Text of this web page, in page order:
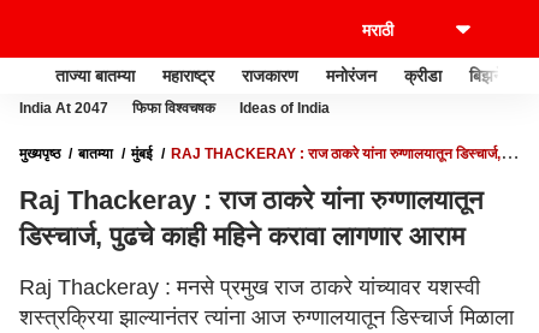
ताज्या बातम्या महाराष्ट्र राजकारण मनोरंजन क्रीडा बिझनेस
India At 2047 फिफा विश्वचषक Ideas of India
मुख्यपृष्ठ बातम्या मुंबई
RAJ THACKERAY : राज ठाकरे यांना रुग्णालयातून डिस्चार्ज,
Raj Thackeray : राज ठाकरे यांना रुग्णालयातून
डिस्चार्ज, पुढचे काही महिने करावा लागणार आराम
Raj Thackeray : मनसे प्रमुख राज ठाकरे यांच्यावर यशस्वी
शस्त्रक्रिया झाल्यानंतर त्यांना आज रुग्णालयातून डिस्चार्ज मिळाला